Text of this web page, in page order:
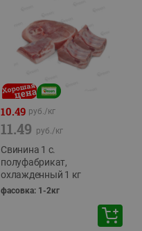
10.49 руб./кг
11.49 руб./кг
Свинина 1 с.
полуфабрикат,
охлажденный 1 кг
фасовка: 1-2кг